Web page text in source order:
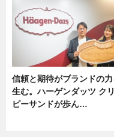
信頼と期待がブランドの
生む。ハーゲンダッツ ク
ピーサンドが歩ん…